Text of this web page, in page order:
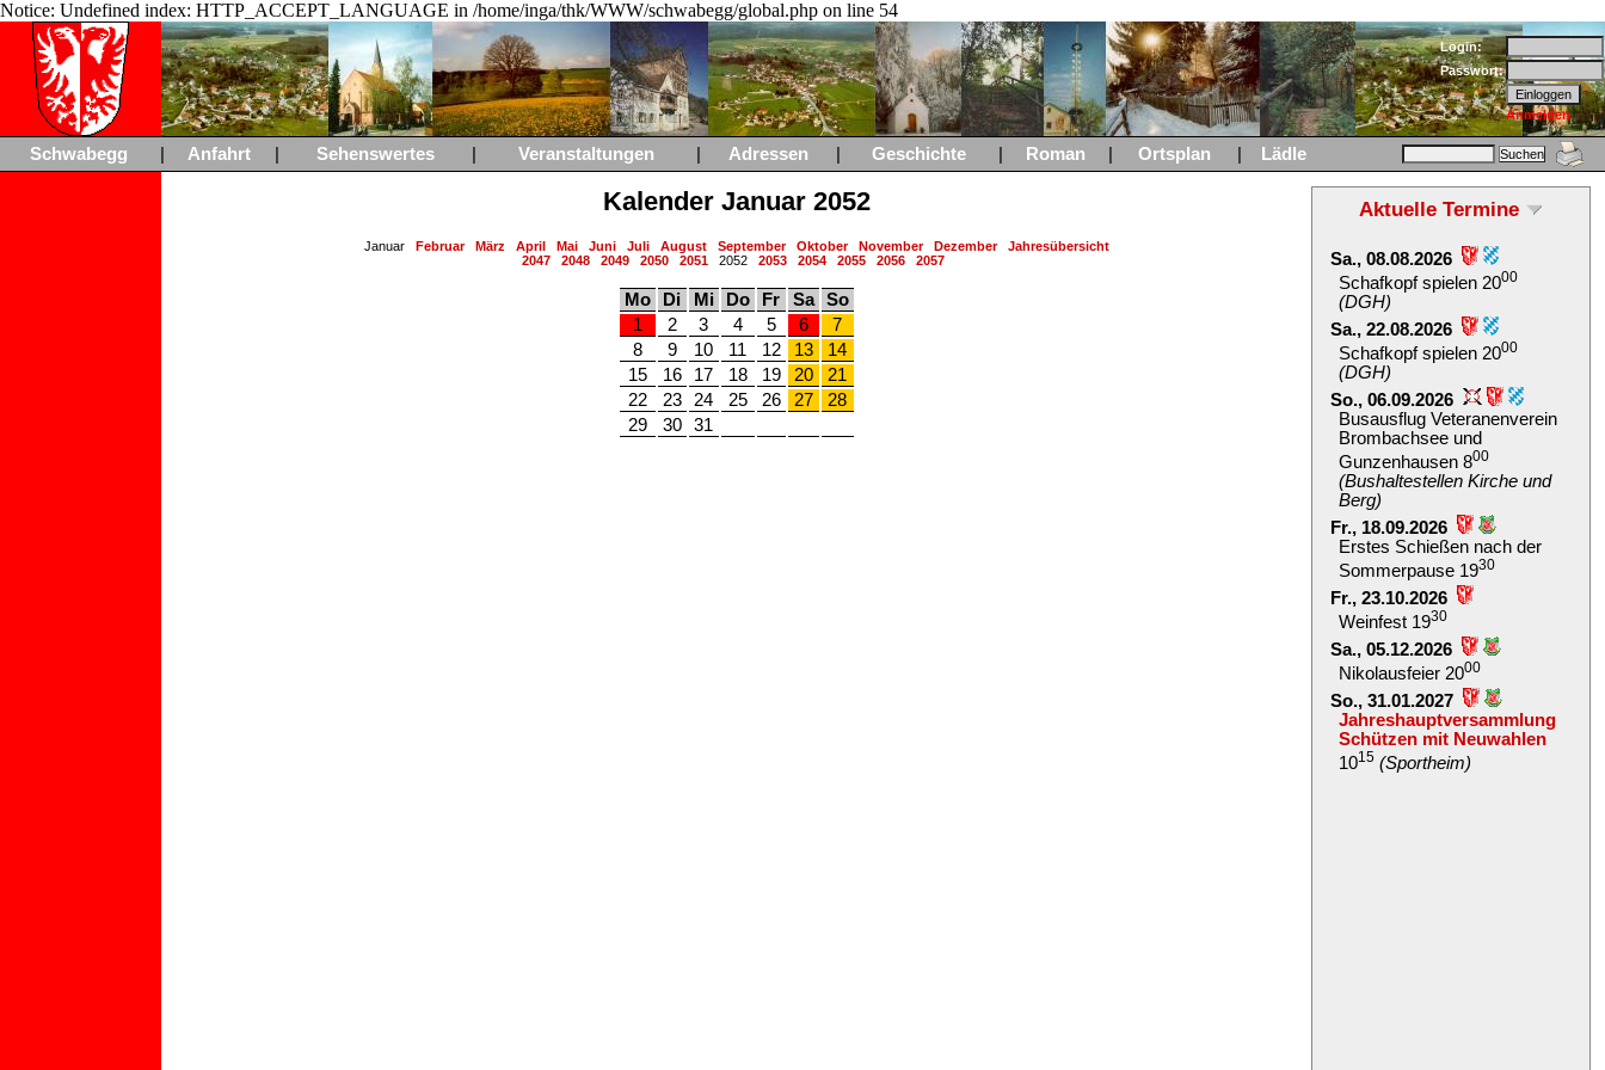
Notice: Undefined index: HTTP_ACCEPT_LANGUAGE in /home/inga/thk/WWW/schwabegg/global.php on line 54
Login:
Passwort:
Anmelden
Schwabegg Anfahrt Sehenswertes Veranstaltungen Adressen Geschichte Roman Ortsplan Lädle
Kalender Januar 2052
Januar Februar März April Mai Juni Juli August September Oktober November Dezember
Jahresübersicht
2047
2048 2049 2050 20512052 2053 2054 2055 2056 2057
Mo Di Mi Do Fr Sa
So
1
2 3 4 5 6
7
8
9 10 11 12 13
14
15
16 17 18 19 20
21
22
23 24 25 26 27
28
29
30 31
Aktuelle Termine
Sa., 08.08.2026
Schafkopf spielen 2000
(DGH)
Sa., 22.08.2026
Schafkopf spielen 2000
(DGH)
So., 06.09.2026
Busausflug Veteranenverein
Brombachsee und
Gunzenhausen 800
(Bushaltestellen Kirche und
Berg)
Fr., 18.09.2026
Erstes Schießen nach der
Sommerpause 1930
Fr., 23.10.2026
Weinfest 1930
Sa., 05.12.2026
Nikolausfeier 2000
So., 31.01.2027
Jahreshauptversammlung
Schützen mit Neuwahlen
1015 (Sportheim)